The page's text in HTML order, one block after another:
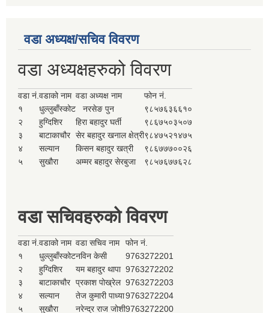
वडा अध्यक्ष/सचिव विवरण
वडा अध्यक्षहरुको विवरण
वडा नं. वडाको नाम वडा अध्यक्ष नाम
फोन नं.
१
धुल्लुबाँस्कोट नरसेङ पुन
९८५७६३६६१०
२
हुग्दिशिर हिरा बहादुर घर्ती
९८६७५०३५०७
३
बाटाकाचौर सेर बहादुर खनाल क्षेत्री९८४७५२१४७५
४
सल्यान किसन बहादुर खत्री
९८६७७७००२६
५
सुखौरा अम्मर बहादुर सेरबुजा ९८५७६७७६२८
वडा सचिवहरुको विवरण
वडा नं. वडाको नाम वडा सचिव नाम
फोन नं.
१
धुल्लुबाँस्कोटनविन केसी
9763272201
२
हुग्दिशिर यम बहादुर थापा 9763272202
३
बाटाकाचौर प्रकाश पोख्रेल 9763272203
४
सल्यान तेज कुमारी पाध्या9763272204
५
सुखौरा नरेन्द्र राज जोशी9763272200